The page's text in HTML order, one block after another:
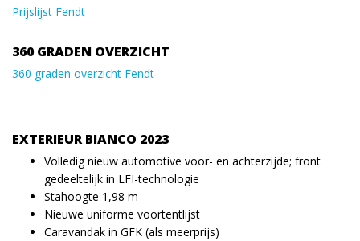
Prijslijst Fendt
360 GRADEN OVERZICHT
360 graden overzicht Fendt
EXTERIEUR BIANCO 2023
Volledig nieuw automotive voor- en achterzijde; front
gedeeltelijk in LFI-technologie
Stahoogte 1,98 m
Nieuwe uniforme voortentlijst
Caravandak in GFK (als meerprijs)